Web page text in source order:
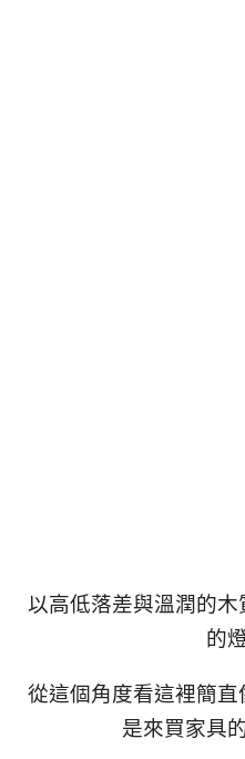
以高低落差與溫潤的
的
從這個角度看這裡簡直
是來買家具